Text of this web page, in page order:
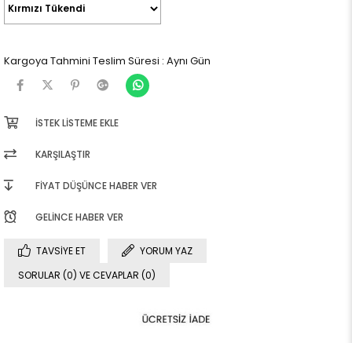
Kargoya Tahmini Teslim Süresi : Aynı Gün
İSTEK LISTEME EKLE
KARŞILAŞTIR
FIYAT DÜŞÜNCE HABER VER
GELINCE HABER VER
TAVSIYE ET
YORUM YAZ
SORULAR (0) VE CEVAPLAR (0)